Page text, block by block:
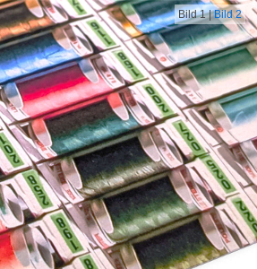
Bild 1|Bild 2